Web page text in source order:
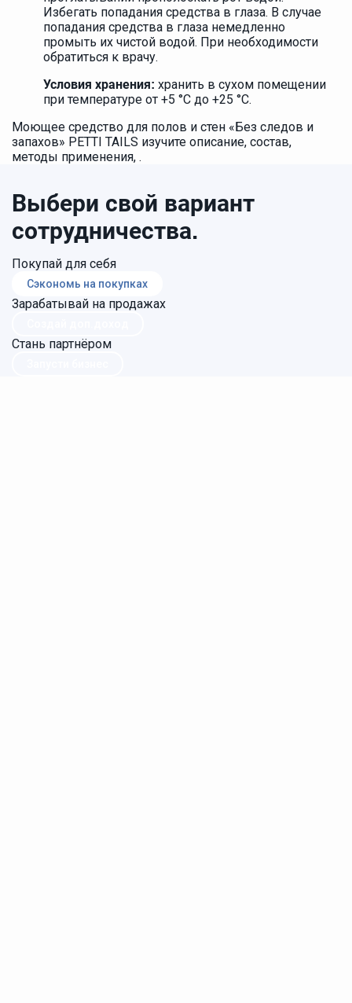
Избегать попадания средства в глаза. В случае
попадания средства в глаза немедленно
промыть их чистой водой. При необходимости
обратиться к врачу.
Условия хранения: хранить в сухом помещении
при температуре от +5 °С до +25 °С.
Моющее средство для полов и стен «Без следов и
запахов» PETTI TAILS изучите описание, состав,
методы применения, .
Выбери свой вариант
сотрудничества.
Покупай для себя
Сэкономь на покупках
Зарабатывай на продажах
Стань партнёром